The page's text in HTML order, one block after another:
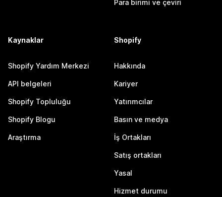
Para birimi ve çeviri
Kaynaklar
Shopify Yardım Merkezi
API belgeleri
Shopify Topluluğu
Shopify Blogu
Araştırma
Shopify
Hakkında
Kariyer
Yatırımcılar
Basın ve medya
İş Ortakları
Satış ortakları
Yasal
Hizmet durumu